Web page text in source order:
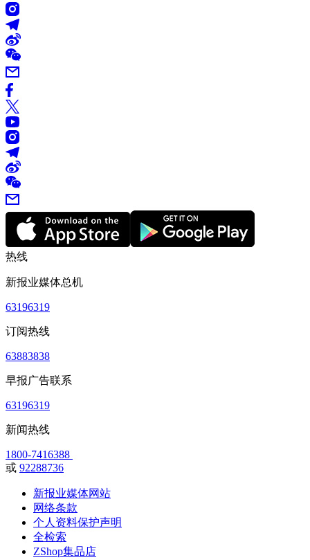
热线
新报业媒体总机
63196319
订阅热线
63883838
早报广告联系
63196319
新闻热线
1800-7416388
或 92288736
新报业媒体网站
网络条款
个人资料保护声明
全检索
ZShop集品店